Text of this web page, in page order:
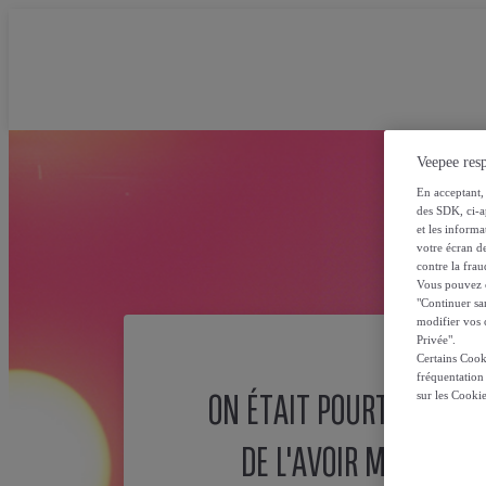
ON ÉTAIT POURTANT
DE L'AVOIR MISE ICI !
Veepee
En
des SDK, ci-
et les
votre écran
contre la
Vous pouvez
"Continuer
modifier vos
Privée".
Certains
fréquentation
sur les